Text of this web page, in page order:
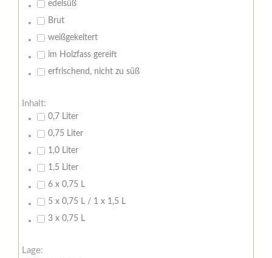
edelsüß
Brut
weißgekeltert
im Holzfass gereift
erfrischend, nicht zu süß
Inhalt:
0,7 Liter
0,75 Liter
1,0 Liter
1,5 Liter
6 x 0,75 L
5 x 0,75 L / 1 x 1,5 L
3 x 0,75 L
Lage: